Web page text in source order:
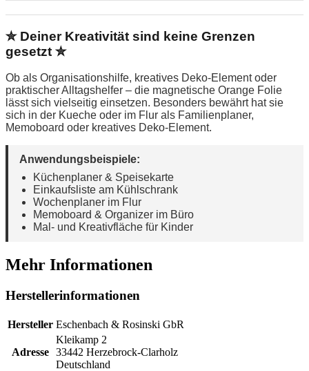
✮ Deiner Kreativität sind keine Grenzen
gesetzt ✮
Ob als Organisationshilfe, kreatives Deko-Element oder
praktischer Alltagshelfer – die magnetische Orange Folie
lässt sich vielseitig einsetzen. Besonders bewährt hat sie
sich in der Kueche oder im Flur als Familienplaner,
Memoboard oder kreatives Deko-Element.
Anwendungsbeispiele:
Küchenplaner & Speisekarte
Einkaufsliste am Kühlschrank
Wochenplaner im Flur
Memoboard & Organizer im Büro
Mal- und Kreativfläche für Kinder
Mehr Informationen
Herstellerinformationen
Hersteller Eschenbach & Rosinski GbR
Adresse
Kleikamp 2
33442 Herzebrock-Clarholz
Deutschland